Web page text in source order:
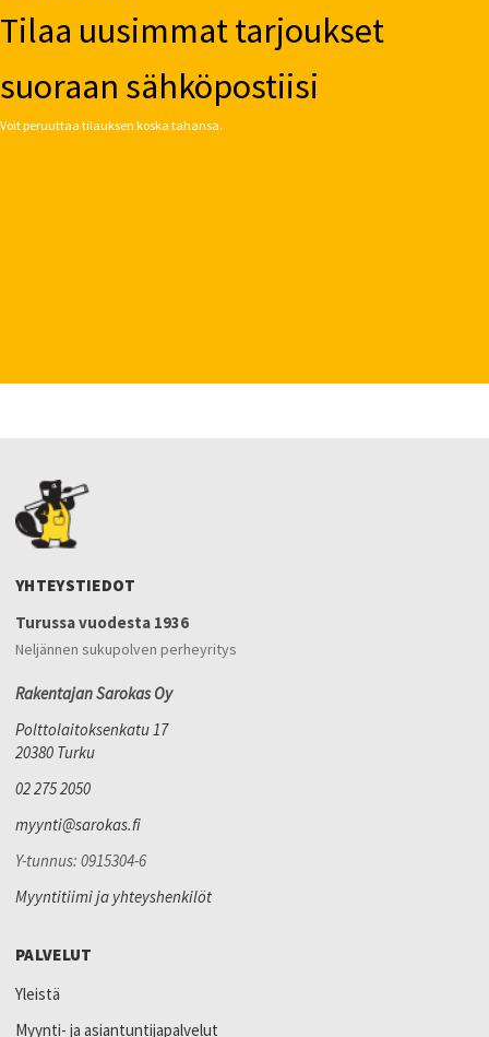
Tilaa uusimmat tarjoukset
suoraan sähköpostiisi
Voit peruuttaa tilauksen koska tahansa.
YHTEYSTIEDOT
Turussa vuodesta 1936
Neljännen sukupolven perheyritys
Rakentajan Sarokas Oy
Polttolaitoksenkatu 17
20380 Turku
02 275 2050
myynti@sarokas.fi
Y-tunnus: 0915304-6
Myyntitiimi ja yhteyshenkilöt
PALVELUT
Yleistä
Myynti- ja asiantuntijapalvelut